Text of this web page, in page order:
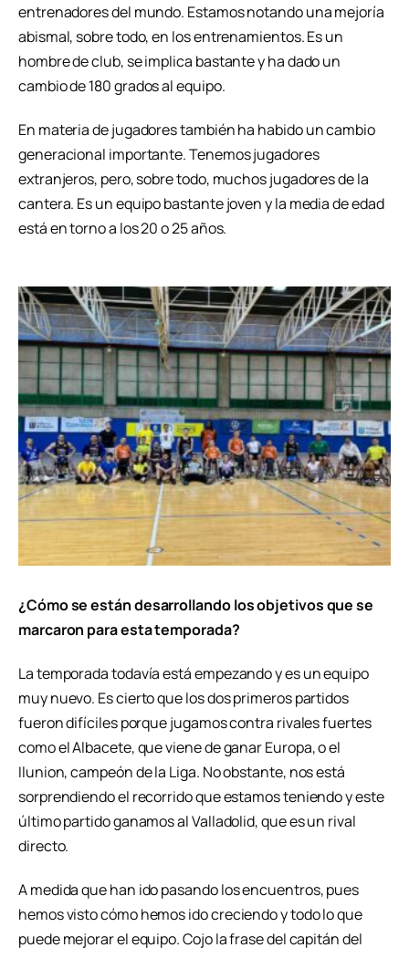
entrenadores del mundo. Estamos notando una mejoría
abismal, sobre todo, en los entrenamientos. Es un
hombre de club, se implica bastante y ha dado un
cambio de 180 grados al equipo.
En materia de jugadores también ha habido un cambio
generacional importante. Tenemos jugadores
extranjeros, pero, sobre todo, muchos jugadores de la
cantera. Es un equipo bastante joven y la media de edad
está en torno a los 20 o 25 años.
¿Cómo se están desarrollando los objetivos que se
marcaron para esta temporada?
La temporada todavía está empezando y es un equipo
muy nuevo. Es cierto que los dos primeros partidos
fueron difíciles porque jugamos contra rivales fuertes
como el Albacete, que viene de ganar Europa, o el
Ilunion, campeón de la Liga. No obstante, nos está
sorprendiendo el recorrido que estamos teniendo y este
último partido ganamos al Valladolid, que es un rival
directo.
A medida que han ido pasando los encuentros, pues
hemos visto cómo hemos ido creciendo y todo lo que
puede mejorar el equipo. Cojo la frase del capitán del